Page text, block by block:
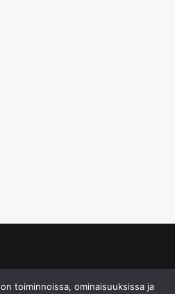
toiminnoissa, ominaisuuksissa ja